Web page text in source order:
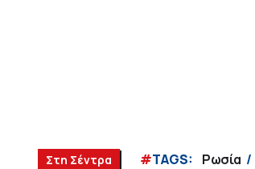
Στη Σέντρα #TAGS: Ρωσία